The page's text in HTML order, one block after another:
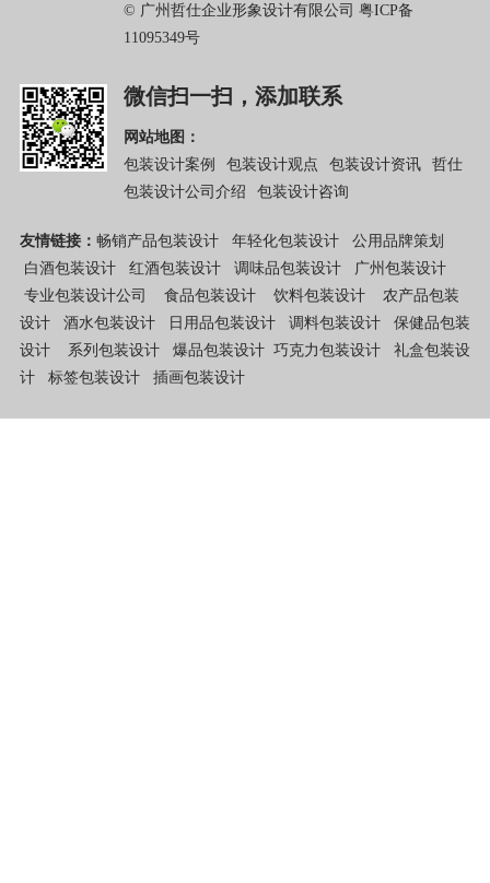
© 广州哲仕企业形象设计有限公司 粤ICP备
11095349号
微信扫一扫，添加联系
网站地图：
包装设计案例
包装设计观点 包装设计资讯
哲仕
包装设计公司介绍
包装设计咨询
友情链接： 畅销产品包装设计 年轻化包装设计
公用品牌策划
白酒包装设计
红酒包装设计 调味品包装设计
广州包装设计
专业包装设计公司
食品包装设计 饮料包装设计
农产品包装
设计
酒水包装设计 日用品包装设计 调料包装设计
保健品包装
设计
系列包装设计 爆品包装设计 巧克力包装设计
礼盒包装设
计
标签包装设计 插画包装设计